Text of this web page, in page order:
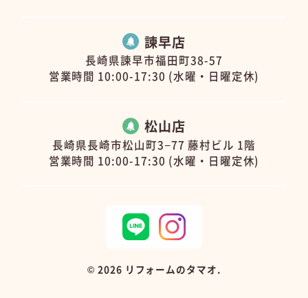
諫早店
長崎県諫早市福田町38-57
営業時間 10:00-17:30 (水曜・日曜定休)
松山店
長崎県長崎市松山町3−77 藤村ビル 1階
営業時間 10:00-17:30 (水曜・日曜定休)
© 2026 リフォームのタマオ.